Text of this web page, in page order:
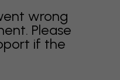
wrong
Please
if the